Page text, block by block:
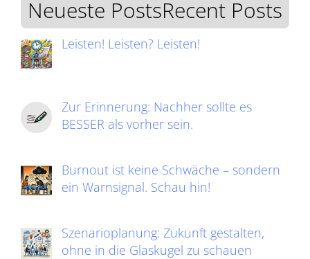
Neueste PostsRecent Posts
Leisten! Leisten? Leisten!
Zur Erinnerung: Nachher sollte es
BESSER als vorher sein.
Burnout ist keine Schwäche – sondern
ein Warnsignal. Schau hin!
Szenarioplanung: Zukunft gestalten,
ohne in die Glaskugel zu schauen